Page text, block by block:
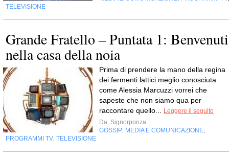
TELEVISIONE
Grande Fratello – Puntata 1: Benvenuti
nella casa della noia
Prima di prendere la mano della regina
dei fermenti lattici meglio conosciuta
come Alessia Marcuzzi vorrei che
sapeste che non siamo qua per
raccontare quello...
Leggere il seguito
Da Signorponza
GOSSIP MEDIA E COMUNICAZIONE
PROGRAMMI TV TELEVISIONE